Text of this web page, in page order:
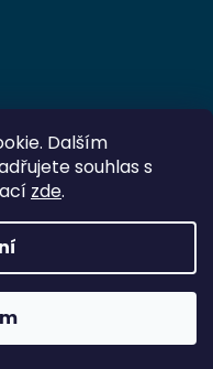
Dalším
souhlas s
zde.
práva vyhrazena.